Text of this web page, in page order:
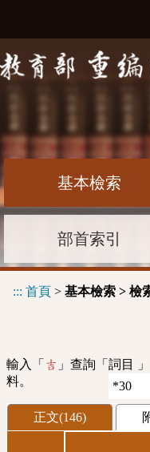
基本檢索
部首索引
::: 首頁 > 基本檢索 > 檢
輸入「 吉 」查詢「詞目
料。
正文(146)